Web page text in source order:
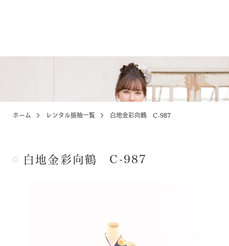
フォトウェディング
KIDS
ABOUT
ホーム レンタル振袖一覧 白地金彩向鶴 C-987
白地金彩向鶴 C-987